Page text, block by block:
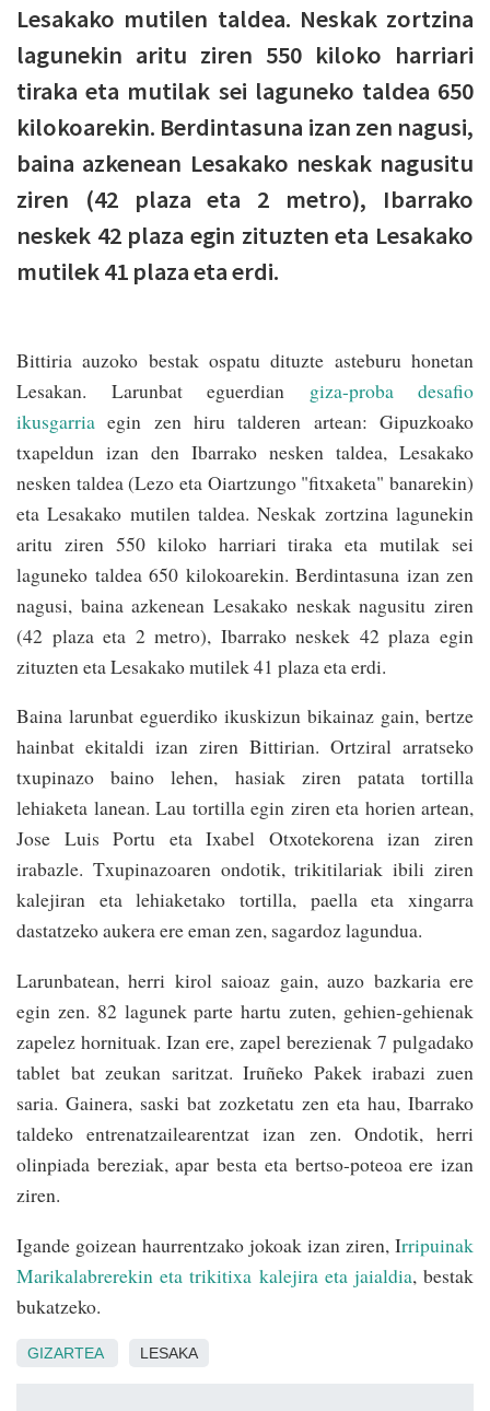
Lesakako mutilen taldea. Neskak zortzina
lagunekin aritu ziren 550 kiloko harriari
tiraka eta mutilak sei laguneko taldea 650
kilokoarekin. Berdintasuna izan zen nagusi,
baina azkenean Lesakako neskak nagusitu
ziren (42 plaza eta 2 metro), Ibarrako
neskek 42 plaza egin zituzten eta Lesakako
mutilek 41 plaza eta erdi.
Bittiria auzoko bestak ospatu dituzte asteburu honetan
Lesakan. Larunbat eguerdian giza-proba desafio
ikusgarria egin zen hiru talderen artean: Gipuzkoako
txapeldun izan den Ibarrako nesken taldea, Lesakako
nesken taldea (Lezo eta Oiartzungo "fitxaketa" banarekin)
eta Lesakako mutilen taldea. Neskak zortzina lagunekin
aritu ziren 550 kiloko harriari tiraka eta mutilak sei
laguneko taldea 650 kilokoarekin. Berdintasuna izan zen
nagusi, baina azkenean Lesakako neskak nagusitu ziren
(42 plaza eta 2 metro), Ibarrako neskek 42 plaza egin
zituzten eta Lesakako mutilek 41 plaza eta erdi.
Baina larunbat eguerdiko ikuskizun bikainaz gain, bertze
hainbat ekitaldi izan ziren Bittirian. Ortziral arratseko
txupinazo baino lehen, hasiak ziren patata tortilla
lehiaketa lanean. Lau tortilla egin ziren eta horien artean,
Jose Luis Portu eta Ixabel Otxotekorena izan ziren
irabazle. Txupinazoaren ondotik, trikitilariak ibili ziren
kalejiran eta lehiaketako tortilla, paella eta xingarra
dastatzeko aukera ere eman zen, sagardoz lagundua.
Larunbatean, herri kirol saioaz gain, auzo bazkaria ere
egin zen. 82 lagunek parte hartu zuten, gehien-gehienak
zapelez hornituak. Izan ere, zapel berezienak 7 pulgadako
tablet bat zeukan saritzat. Iruñeko Pakek irabazi zuen
saria. Gainera, saski bat zozketatu zen eta hau, Ibarrako
taldeko entrenatzailearentzat izan zen. Ondotik, herri
olinpiada bereziak, apar besta eta bertso-poteoa ere izan
ziren.
Igande goizean haurrentzako jokoak izan ziren, Irripuinak
Marikalabrerekin eta trikitixa kalejira eta jaialdia, bestak
bukatzeko.
GIZARTEA LESAKA